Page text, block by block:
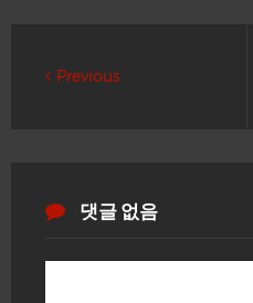
Previous
댓글 없음